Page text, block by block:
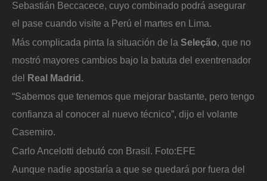
Sebastián Beccacece, cuyo combinado podrá asegurar
el pase cuando visite a Perú el martes en Lima.
Más complicada pinta la situación de la Seleção , que no
mostró mayores cambios bajo la batuta del exentrenador
del Real Madrid.
“Sabemos que tenemos que mejorar bastante, pero tengo
confianza al conocer al nuevo técnico”, dijo el volante
Casemiro.
Carlo Ancelotti debutó con Brasil. Foto:EFE
Aunque nadie apostaría a que se quedará por fuera del